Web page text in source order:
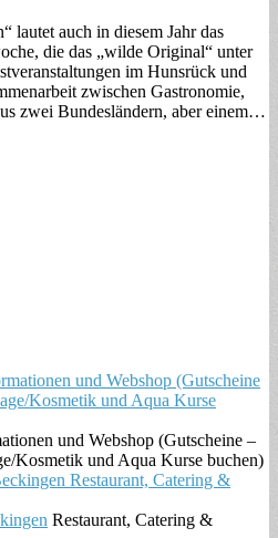
lautet auch in diesem Jahr das
die das „wilde Original“ unter
im Hunsrück und
zwischen Gastronomie,
zwei Bundesländern, aber einem…
und Webshop (Gutscheine –
Kosmetik und Aqua Kurse buchen)
Restaurant, Catering &